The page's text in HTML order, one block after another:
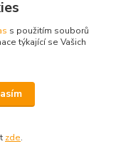
s použitím souborů
týkající se Vašich
zde.